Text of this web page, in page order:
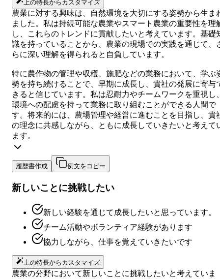
上の特長からカスタマイズ
農業に対する興味は、自然環境を大切にする姿勢から生ま
ました。私は持続可能な農業やスマート農業の重要性を理
し、これらのトレンドに貢献したいと考えています。基礎
識を持っていることから、農業の現場での実践を通じて、
らに深い理解を得られると自負しています。
特に農作物の管理や収穫、施肥などの業務において、学ぶ
勢を持ち続けることで、早期に成長し、貴社の発展に寄与
きると信じています。私は忍耐力やチームワークを重視し
環境への配慮を持って業務に取り組むことができる人間で
す。将来的には、農場管理や経営に進むことを目指し、貴
の理念に共感しながら、ともに成長していきたいと考えて
ます。
履歴書作成 例文をコピー
新しいことに挑戦したい
新しい経験を通じて成長したいと思っています。
チーム活動やボランティア経験があります
協力しながら、仕事を覚えていきたいです
上の特長からカスタマイズ
農業の分野において新しいことに挑戦したいと考えていま